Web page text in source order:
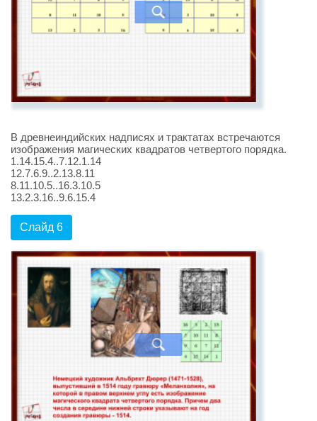
В древнеиндийских надписях и трактатах встречаются
изображения магических квадратов четвертого порядка.
1.14.15.4..7.12.1.14
12.7.6.9..2.13.8.11
8.11.10.5..16.3.10.5
13.2.3.16..9.6.15.4
Слайд 6